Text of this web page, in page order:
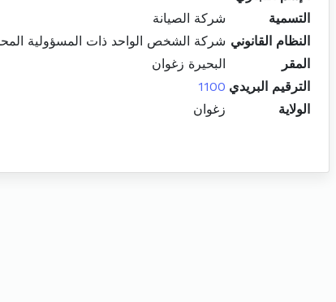
التسمية
شركة الصيانة
النظام القانوني شركة الشخص الواحد ذات المسؤولية
المقر
البحيرة زغوان
الترقيم البريدي 1100
الولاية
زغوان